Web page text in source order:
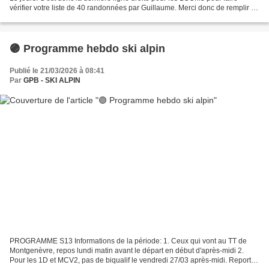
vérifier votre liste de 40 randonnées par Guillaume. Merci donc de remplir et
🟣 Programme hebdo ski alpin
Publié le 21/03/2026 à 08:41
Par GPB - SKI ALPIN
PROGRAMME S13 Informations de la période: 1. Ceux qui vont au TT de
Montgenèvre, repos lundi matin avant le départ en début d'après-midi 2.
Pour les 1D et MCV2, pas de biqualif le vendredi 27/03 après-midi. Report